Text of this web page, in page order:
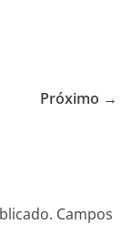
Próximo →
Campos